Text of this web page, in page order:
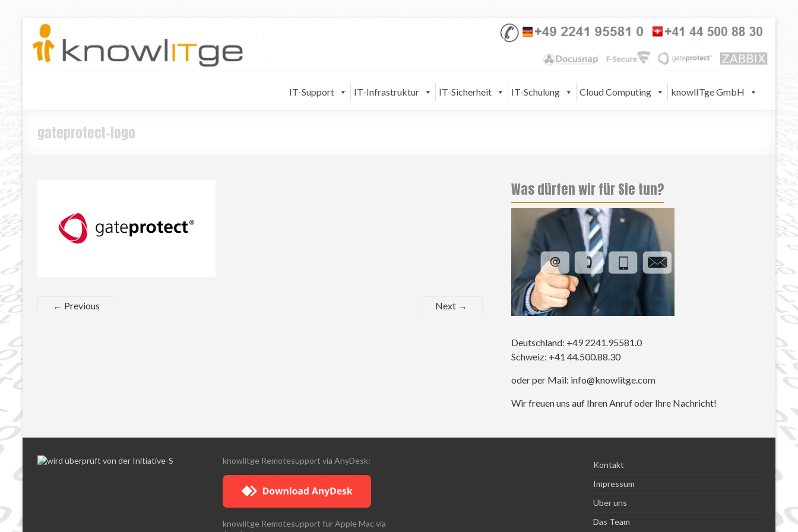
IT-Support IT-Infrastruktur IT-Sicherheit IT-Schulung Cloud Computing knowlITge GmbH
gateprotect-logo
← Previous Next →
Was dürfen wir für Sie tun?
Deutschland: +49 2241.95581.0
Schweiz: +41 44.500.88.30
oder per Mail: info@knowlitge.com
Wir freuen uns auf Ihren Anruf oder Ihre Nachricht!
knowlitge Remotesupport via AnyDesk:
knowlitge Remotesupport für Apple Mac via
Kontakt
Impressum
Über uns
Das Team